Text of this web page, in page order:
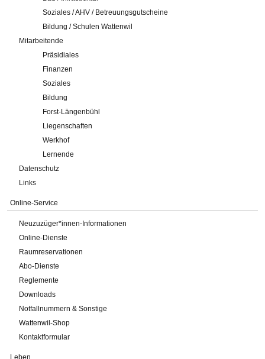
Soziales / AHV / Betreuungsgutscheine
Bildung / Schulen Wattenwil
Mitarbeitende
Präsidiales
Finanzen
Soziales
Bildung
Forst-Längenbühl
Liegenschaften
Werkhof
Lernende
Datenschutz
Links
Online-Service
Neuzuzüger*innen-Informationen
Online-Dienste
Raumreservationen
Abo-Dienste
Reglemente
Downloads
Notfallnummern & Sonstige
Wattenwil-Shop
Kontaktformular
Leben